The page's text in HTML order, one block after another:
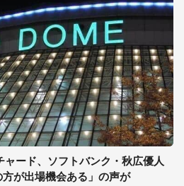
ード、ソフトバンク・秋広優人
が出場機会ある」の声が